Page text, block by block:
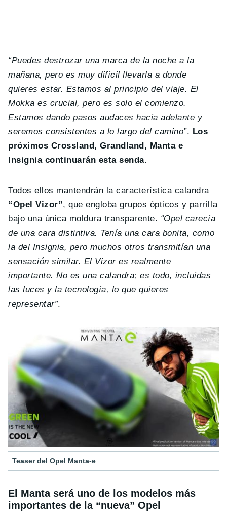
“Puedes destrozar una marca de la noche a la
mañana, pero es muy difícil llevarla a donde
quieres estar. Estamos al principio del viaje. El
Mokka es crucial, pero es solo el comienzo.
Estamos dando pasos audaces hacia adelante y
seremos consistentes a lo largo del camino”. Los
próximos Crossland, Grandland, Manta e
Insignia continuarán esta senda.
Todos ellos mantendrán la característica calandra
“Opel Vizor”, que engloba grupos ópticos y parrilla
bajo una única moldura transparente. “Opel carecía
de una cara distintiva. Tenía una cara bonita, como
la del Insignia, pero muchos otros transmitían una
sensación similar. El Vizor es realmente
importante. No es una calandra; es todo, incluidas
las luces y la tecnología, lo que quieres
representar”.
Teaser del Opel Manta-e
El Manta será uno de los modelos más
importantes de la “nueva” Opel